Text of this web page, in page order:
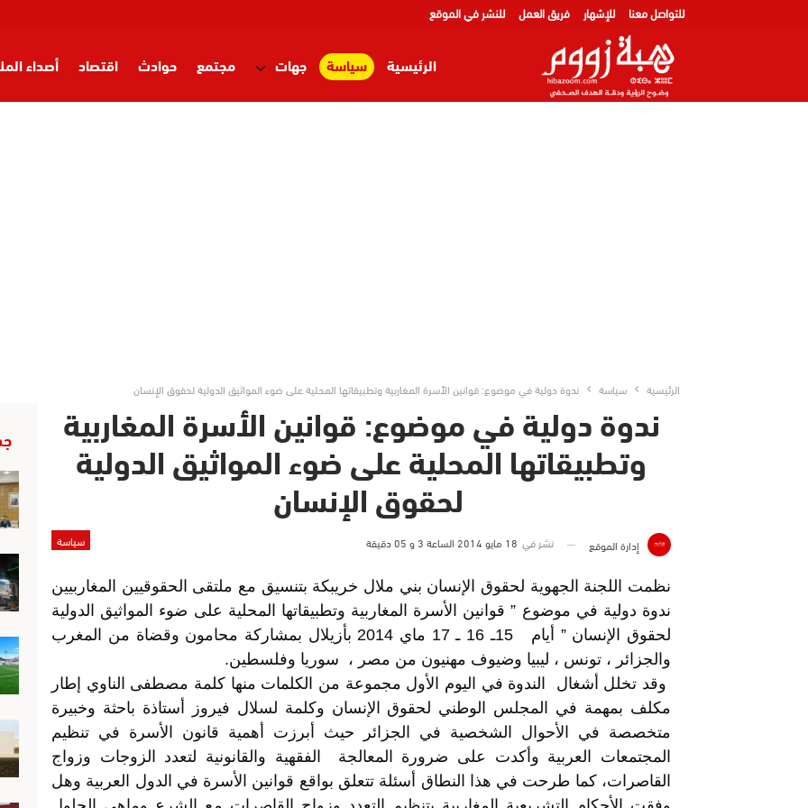
للتواصل معنا للإشهار فريق العمل للنشر في الموقع
الرئيسية سياسة جهات مجتمع حوادث اقتصاد أصداء
الرئيسية سياسة ندوة دولية في موضوع: قوانين الأسرة المغاربية وتطبيقاتها المحلية على ضوء المواثيق الدولية لحقوق الإنسان
ندوة دولية في موضوع: قوانين الأسرة المغاربية
وتطبيقاتها المحلية على ضوء المواثيق الدولية
لحقوق الإنسان
سياسة إدارة الموقع نشر في 18 مايو 2014 الساعة 3 و 05 دقيقة
نظمت اللجنة الجهوية لحقوق الإنسان بني ملال خريبكة بتنسيق مع ملتقى الحقوقيين المغاربيين
ندوة دولية في موضوع ” قوانين الأسرة المغاربية وتطبيقاتها المحلية على ضوء المواثيق الدولية
لحقوق الإنسان ” أيام 15ـ 16 ـ 17 ماي 2014 بأزيلال بمشاركة محامون وقضاة من المغرب
والجزائر ، تونس ، ليبيا وضيوف مهنيون من مصر ، سوريا وفلسطين.
وقد تخلل أشغال الندوة في اليوم الأول مجموعة من الكلمات منها كلمة مصطفى الناوي إطار
مكلف بمهمة في المجلس الوطني لحقوق الإنسان وكلمة لسلال فيروز أستاذة باحثة وخبيرة
متخصصة في الأحوال الشخصية في الجزائر حيث أبرزت أهمية قانون الأسرة في تنظيم
المجتمعات العربية وأكدت على ضرورة المعالجة الفقهية والقانونية لتعدد الزوجات وزواج
القاصرات، كما طرحت في هذا النطاق أسئلة تتعلق بواقع قوانين الأسرة في الدول العربية وهل